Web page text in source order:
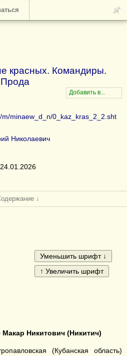
красных. Командиры.
Прода
minaew_d_n/0_kaz_kras_2_2.sht
Николаевич
↓
Макар Никитович (Никитич)
(Кубанская область)